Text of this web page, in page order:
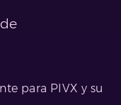
para PIVX y su